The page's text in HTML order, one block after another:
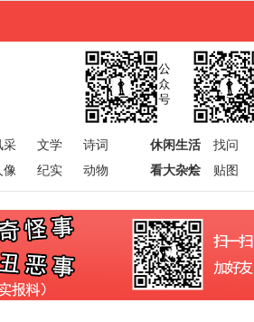
采 文学
诗词
像 纪实 动物
休闲生活 找问
看大杂烩
贴图